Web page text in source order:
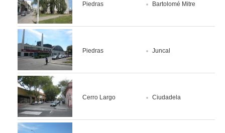
Piedras Bartolomé Mitre
Piedras Juncal
Cerro Largo Ciudadela